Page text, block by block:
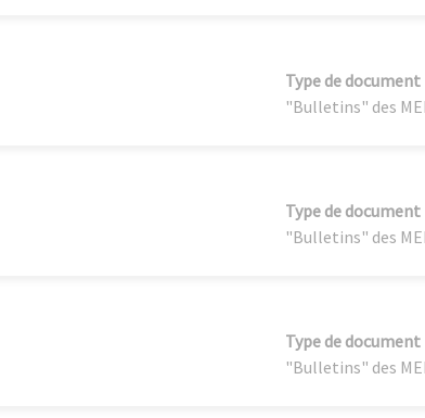
Type de document
"Bulletins" des
Type de document
"Bulletins" des
Type de document
"Bulletins" des